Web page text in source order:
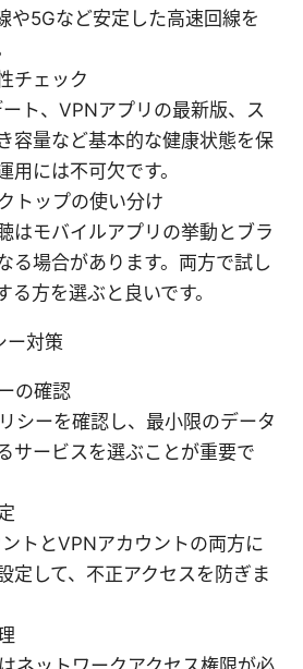
や5Gなど安定した高速回線を
チェック
ト、VPNアプリの最新版、ス
容量など基本的な健康状態を保
用には不可欠です。
トップの使い分け
はモバイルアプリの挙動とブラ
る場合があります。両方で試し
る方を選ぶと良いです。
ー対策
の確認
シーを確認し、最小限のデータ
サービスを選ぶことが重要で
トとVPNアカウントの両方に
定して、不正アクセスを防ぎま